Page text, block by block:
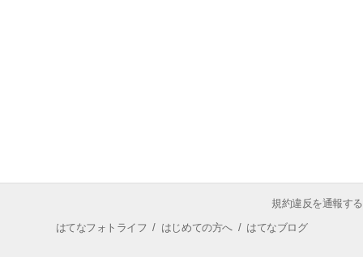
規約違反を通報する
はてなフォトライフ / はじめての方へ/ はてなブログ